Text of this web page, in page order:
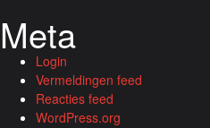
Meta
Login
Vermeldingen feed
Reacties feed
WordPress.org